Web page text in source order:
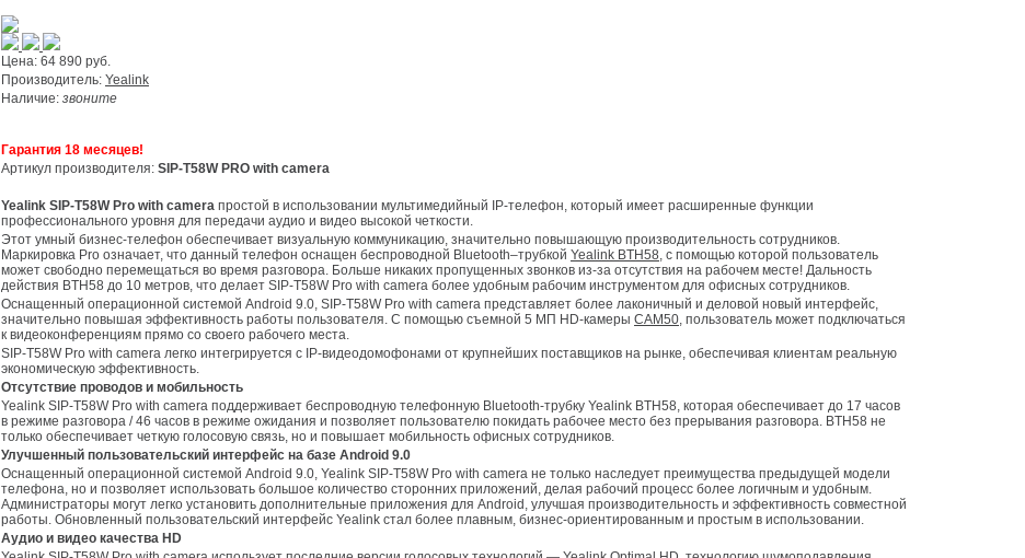
Цена: 64 890 руб.
Производитель: Yealink
Наличие: звоните
Гарантия 18 месяцев!
Артикул производителя: SIP-T58W PRO with camera
Yealink SIP-T58W Pro with camera простой в использовании мультимедийный IP-телефон, который имеет расширенные функции
профессионального уровня для передачи аудио и видео высокой четкости.
Этот умный бизнес-телефон обеспечивает визуальную коммуникацию, значительно повышающую производительность сотрудников.
Маркировка Pro означает, что данный телефон оснащен беспроводной Bluetooth–трубкой Yealink BTH58, с помощью которой пользователь
может свободно перемещаться во время разговора. Больше никаких пропущенных звонков из-за отсутствия на рабочем месте! Дальность
действия BTH58 до 10 метров, что делает SIP-T58W Pro with camera более удобным рабочим инструментом для офисных сотрудников.
Оснащенный операционной системой Android 9.0, SIP-T58W Pro with camera представляет более лаконичный и деловой новый интерфейс,
значительно повышая эффективность работы пользователя. С помощью съемной 5 МП HD-камеры CAM50, пользователь может подключаться
к видеоконференциям прямо со своего рабочего места.
SIP-T58W Pro with camera легко интегрируется с IP-видеодомофонами от крупнейших поставщиков на рынке, обеспечивая клиентам реальную
экономическую эффективность.
Отсутствие проводов и мобильность
Yealink SIP-T58W Pro with camera поддерживает беспроводную телефонную Bluetooth-трубку Yealink BTH58, которая обеспечивает до 17 часов
в режиме разговора / 46 часов в режиме ожидания и позволяет пользователю покидать рабочее место без прерывания разговора. BTH58 не
только обеспечивает четкую голосовую связь, но и повышает мобильность офисных сотрудников.
Улучшенный пользовательский интерфейс на базе Android 9.0
Оснащенный операционной системой Android 9.0, Yealink SIP-T58W Pro with camera не только наследует преимущества предыдущей модели
телефона, но и позволяет использовать большое количество сторонних приложений, делая рабочий процесс более логичным и удобным.
Администраторы могут легко установить дополнительные приложения для Android, улучшая производительность и эффективность совместной
работы. Обновленный пользовательский интерфейс Yealink стал более плавным, бизнес-ориентированным и простым в использовании.
Аудио и видео качества HD